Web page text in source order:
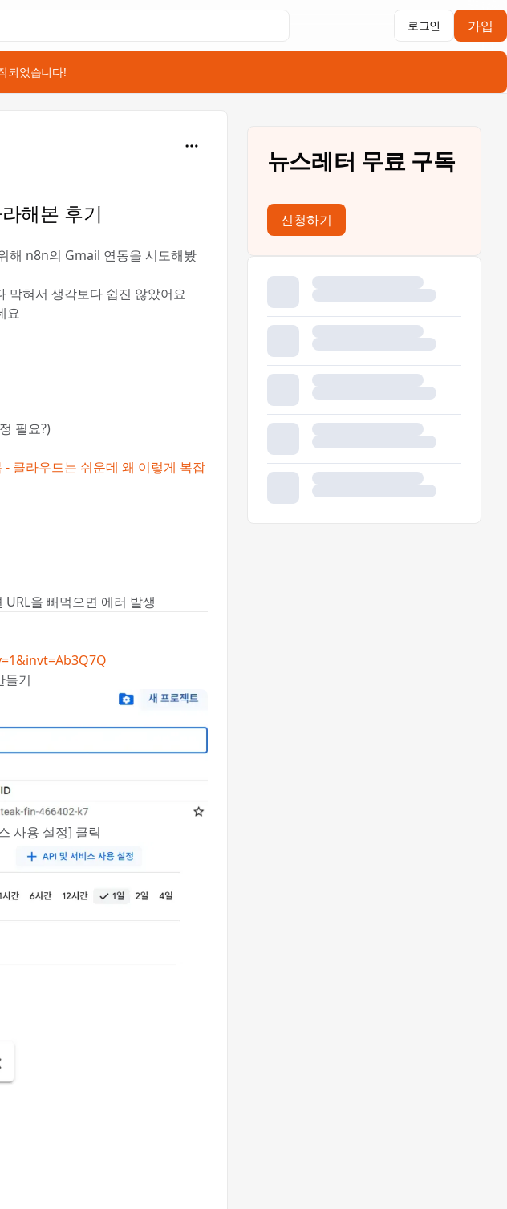
가입
로그인
되었습니다!
해본 후기
해 n8n의 Gmail 연동을 시도해봤
혀서 생각보다 쉽진 않았어요 😂
요
필요?)
클라우드는 쉬운데 왜 이렇게 복잡
을 빼먹으면 에러 발생 ❌
들기
사용 설정] 클릭
뉴스레터 무료 구독
신청하기